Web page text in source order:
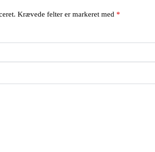
Krævede felter er markeret med *